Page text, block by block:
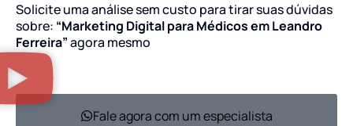
Solicite uma análise sem custo para tirar suas dúvidas
sobre: “Marketing Digital para Médicos em Leandro
Ferreira”agora mesmo
Fale agora com um especialista